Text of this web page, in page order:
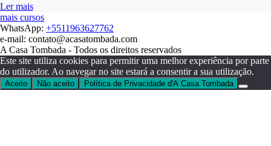
Ler mais
mais cursos
WhatsApp: +5511963627762
e-mail: contato@acasatombada.com
A Casa Tombada - Todos os direitos reservados
Este site utiliza cookies para permitir uma melhor experiência por parte
do utilizador. Ao navegar no site estará a consentir a sua utilização.
Aceito Não aceito Política de Privacidade d'A Casa Tombada